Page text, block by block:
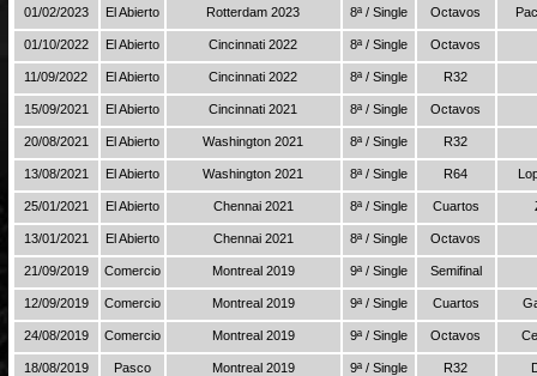
01/02/2023 El Abierto Rotterdam 2023 8ª / Single Octavos
01/10/2022 El Abierto Cincinnati 2022 8ª / Single Octavos
11/09/2022 El Abierto Cincinnati 2022 8ª / Single R32
15/09/2021 El Abierto Cincinnati 2021 8ª / Single Octavos
20/08/2021 El Abierto Washington 2021 8ª / Single R32
13/08/2021 El Abierto Washington 2021 8ª / Single R64
25/01/2021 El Abierto Chennai 2021 8ª / Single Cuartos
13/01/2021 El Abierto Chennai 2021 8ª / Single Octavos
21/09/2019 Comercio Montreal 2019 9ª / Single Semifinal
12/09/2019 Comercio Montreal 2019 9ª / Single Cuartos
24/08/2019 Comercio Montreal 2019 9ª / Single Octavos
18/08/2019 Pasco Montreal 2019 9ª / Single R32